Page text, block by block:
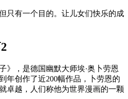
只有一个目的。让儿女们快乐的成
》，是德国幽默大师埃·奥卜劳恩
年创作了近200幅作品，卜劳恩的
卓越，人们称他为世界漫画的一颗